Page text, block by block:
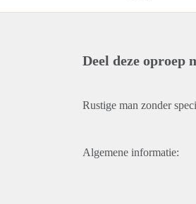
Deel deze oproep
Rustige man zonder
Algemene informatie: